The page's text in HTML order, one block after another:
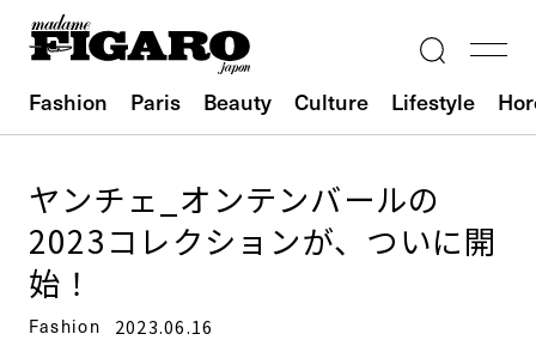
Fashion Paris Beauty Culture Lifestyle
ヤンチェ_オンテンバールの
2023コレクションが、ついに開
始！
Fashion 2023.06.16